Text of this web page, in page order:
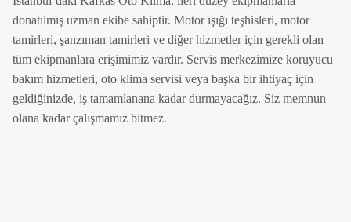
donatılmış uzman ekibe sahiptir. Motor ışığı teşhisleri, motor
tamirleri, şanzıman tamirleri ve diğer hizmetler için gerekli olan
tüm ekipmanlara erişimimiz vardır. Servis merkezimize koruyucu
bakım hizmetleri, oto klima servisi veya başka bir ihtiyaç için
geldiğinizde, iş tamamlanana kadar durmayacağız. Siz memnun
olana kadar çalışmamız bitmez.